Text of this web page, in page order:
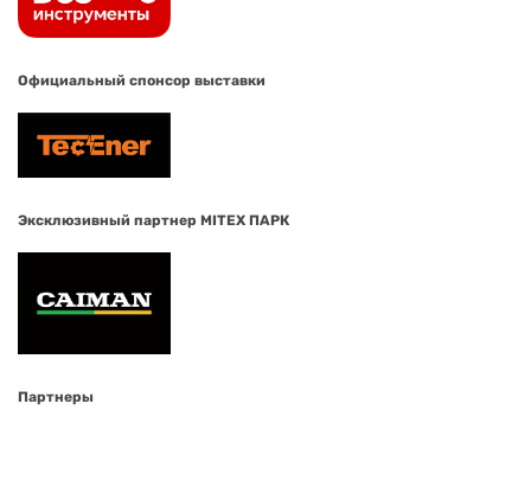
Официальный спонсор выставки
Эксклюзивный партнер MITEX ПАРК
Партнеры